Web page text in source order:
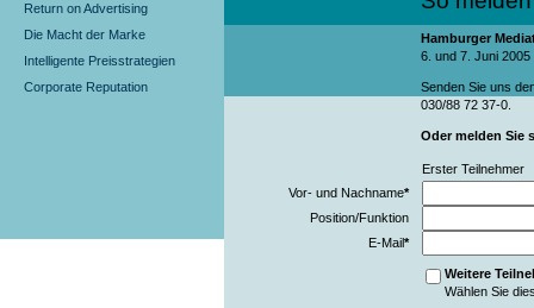
Hamburger
6. und 7. Juni
Senden Sie uns
030/88 72 37-0.
Oder melden Sie
Erster Teilnehmer
Vor- und Nachname*
Position/Funktion
E-Mail*
Weitere
Wählen Sie
Return on Advertising
Die Macht der Marke
Intelligente Preisstrategien
Corporate Reputation